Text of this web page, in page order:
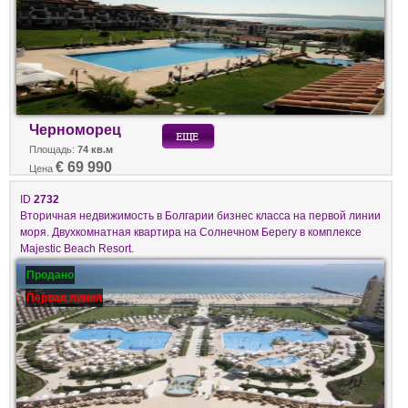
Черноморец
Площадь: 74 кв.м
Цена € 69 990
ID 2732
Вторичная недвижимость в Болгарии бизнес класса на первой линии
моря. Двухкомнатная квартира на Солнечном Берегу в комплексе
Majestic Beach Resort.
Продано
Первая линия